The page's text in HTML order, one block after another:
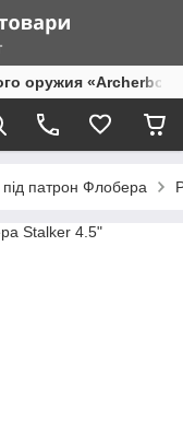
оружия
патрон Флобера